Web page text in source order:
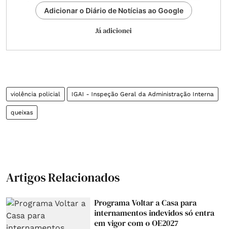
Adicionar o Diário de Notícias ao Google
Já adicionei
violência policial IGAI - Inspeção Geral da Administração Interna
queixas
Artigos Relacionados
Programa Voltar a Casa para
internamentos indevidos só entra
em vigor com o OE2027